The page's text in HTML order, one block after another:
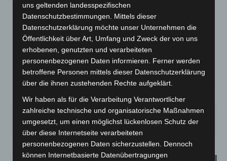
LANGENHAGEN
Mäßig Bewölkt
13.5°C
12.8 °
79% 1.8m/s 44%
SO.
33°
MO.
27°
DI.
23°
MI.
26°
DO.
28°
uns geltenden landesspezifischen
Datenschutzbestimmungen. Mittels dieser
Datenschutzerklärung möchte unser Unternehmen die
Öffentlichkeit über Art, Umfang und Zweck der von uns
erhobenen, genutzten und verarbeiteten
personenbezogenen Daten informieren. Ferner werden
betroffene Personen mittels dieser Datenschutzerklärung
über die ihnen zustehenden Rechte aufgeklärt.
Wir haben als für die Verarbeitung Verantwortlicher
zahlreiche technische und organisatorische Maßnahmen
umgesetzt, um einen möglichst lückenlosen Schutz der
über diese Internetseite verarbeiteten
personenbezogenen Daten sicherzustellen. Dennoch
können Internetbasierte Datenübertragungen